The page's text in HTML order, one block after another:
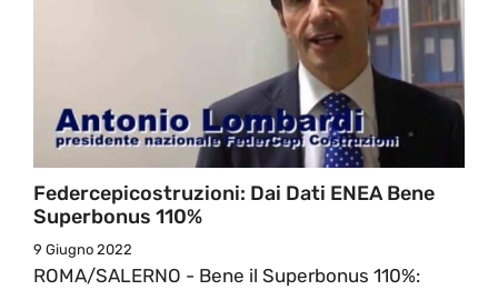
Federcepicostruzioni: Dai Dati ENEA Bene
Superbonus 110%
9 Giugno 2022
ROMA/SALERNO - Bene il Superbonus 110%: